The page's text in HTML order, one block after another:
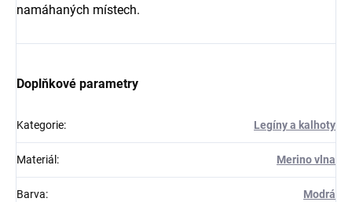
namáhaných místech.
Doplňkové parametry
Kategorie: Legíny a kalhoty
Materiál : Merino vlna
Barva: Modrá